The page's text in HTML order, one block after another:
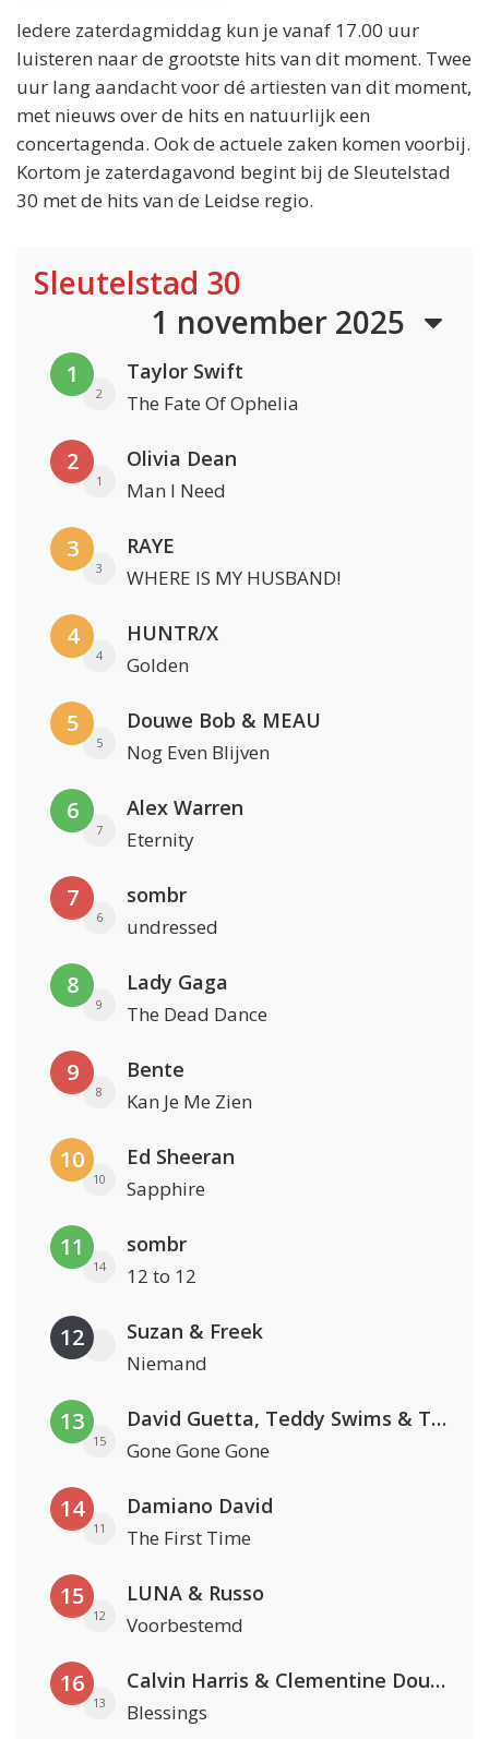
Iedere zaterdagmiddag kun je vanaf 17.00 uur
luisteren naar de grootste hits van dit moment. Twee
uur lang aandacht voor dé artiesten van dit moment,
met nieuws over de hits en natuurlijk een
concertagenda. Ook de actuele zaken komen voorbij.
Kortom je zaterdagavond begint bij de Sleutelstad
30 met de hits van de Leidse regio.
Sleutelstad 30
1 november 2025
1
2
Taylor Swift
The Fate Of Ophelia
2
1
Olivia Dean
Man I Need
3
3
RAYE
WHERE IS MY HUSBAND!
4
4
HUNTR/X
Golden
5
5
Douwe Bob & MEAU
Nog Even Blijven
6
7
Alex Warren
Eternity
7
6
sombr
undressed
8
9
Lady Gaga
The Dead Dance
9
8
Bente
Kan Je Me Zien
10
10
Ed Sheeran
Sapphire
11
14
sombr
12 to 12
12 Suzan & Freek
Niemand
13
15
David Guetta, Teddy Swims & Tones And I
Gone Gone Gone
14
11
Damiano David
The First Time
15
12
LUNA & Russo
Voorbestemd
16
13
Calvin Harris & Clementine Douglas
Blessings